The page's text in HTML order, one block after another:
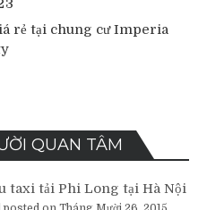
rẻ tại chung cư Imperia
QUAN TÂM
taxi tải Phi Long tại Hà Nội